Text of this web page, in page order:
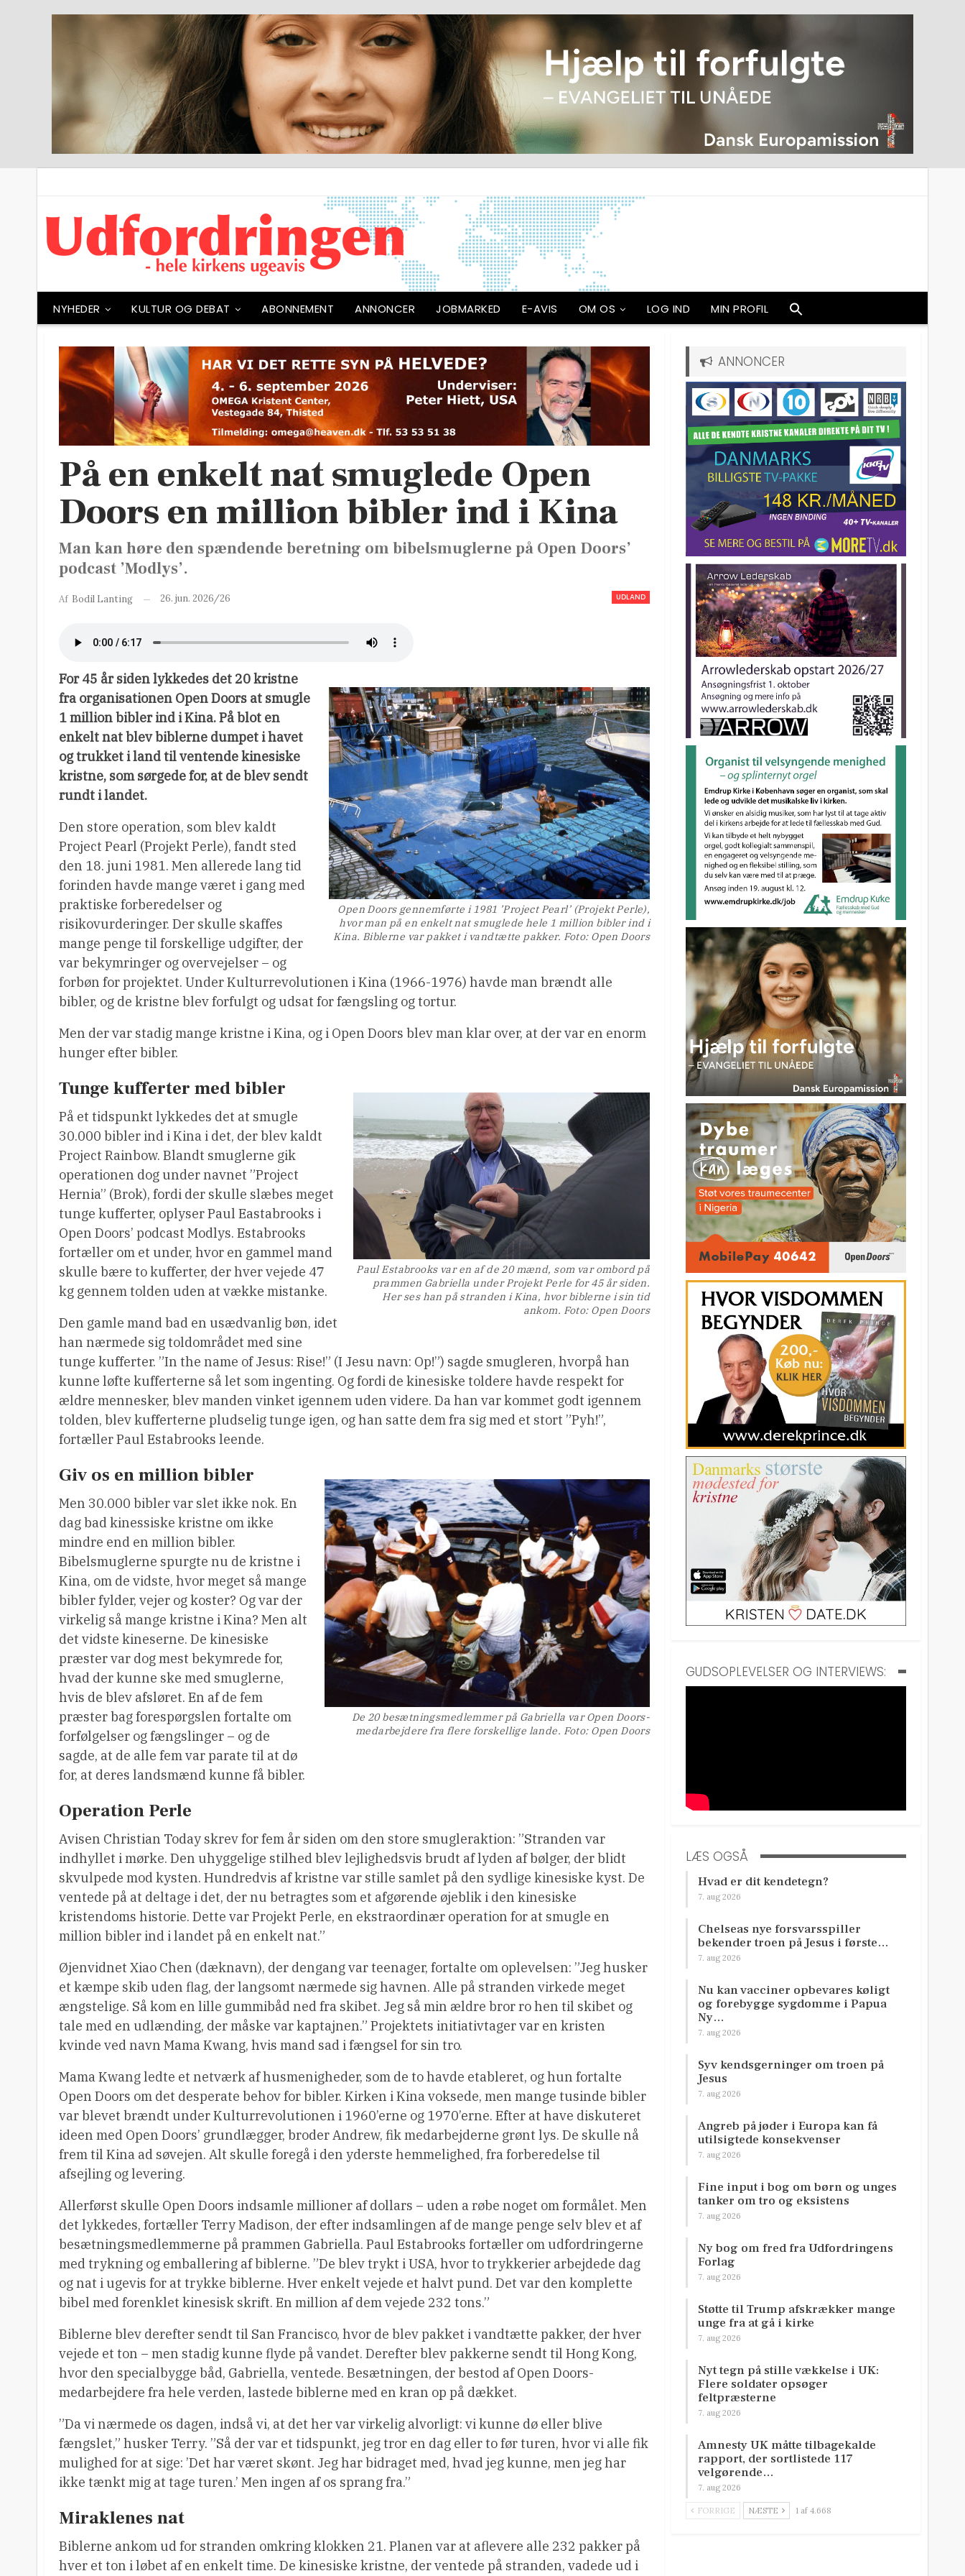
NYHEDER KULTUR OG DEBAT ABONNEMENT ANNONCER JOBMARKED E-AVIS OM OS LOG IND MIN PROFIL
På en enkelt nat smuglede Open
Doors en million bibler ind i Kina
Man kan høre den spændende beretning om bibelsmuglerne på Open Doors’
podcast ’Modlys’.
UDLAND
Af Bodil Lanting 26. jun. 2026/26
Open Doors gennemførte i 1981 ’Project Pearl’ (Projekt Perle),
hvor man på en enkelt nat smuglede hele 1 million bibler ind i
Kina. Biblerne var pakket i vandtætte pakker. Foto: Open Doors
For 45 år siden lykkedes det 20 kristne
fra organisationen Open Doors at smugle
1 million bibler ind i Kina. På blot en
enkelt nat blev biblerne dumpet i havet
og trukket i land til ventende kinesiske
kristne, som sørgede for, at de blev sendt
rundt i landet.
Den store operation, som blev kaldt
Project Pearl (Projekt Perle), fandt sted
den 18. juni 1981. Men allerede lang tid
forinden havde mange været i gang med
praktiske forberedelser og
risikovurderinger. Der skulle skaffes
mange penge til forskellige udgifter, der
var bekymringer og overvejelser – og
forbøn for projektet. Under Kulturrevolutionen i Kina (1966-1976) havde man brændt alle
bibler, og de kristne blev forfulgt og udsat for fængsling og tortur.
Men der var stadig mange kristne i Kina, og i Open Doors blev man klar over, at der var en enorm
hunger efter bibler.
Paul Estabrooks var en af de 20 mænd, som var ombord på
prammen Gabriella under Projekt Perle for 45 år siden.
Her ses han på stranden i Kina, hvor biblerne i sin tid
ankom. Foto: Open Doors
Tunge kufferter med bibler
På et tidspunkt lykkedes det at smugle
30.000 bibler ind i Kina i det, der blev kaldt
Project Rainbow. Blandt smuglerne gik
operationen dog under navnet ”Project
Hernia” (Brok), fordi der skulle slæbes meget
tunge kufferter, oplyser Paul Eastabrooks i
Open Doors’ podcast Modlys. Estabrooks
fortæller om et under, hvor en gammel mand
skulle bære to kufferter, der hver vejede 47
kg gennem tolden uden at vække mistanke.
Den gamle mand bad en usædvanlig bøn, idet
han nærmede sig toldområdet med sine
tunge kufferter. ”In the name of Jesus: Rise!” (I Jesu navn: Op!”) sagde smugleren, hvorpå han
kunne løfte kufferterne så let som ingenting. Og fordi de kinesiske toldere havde respekt for
ældre mennesker, blev manden vinket igennem uden videre. Da han var kommet godt igennem
tolden, blev kufferterne pludselig tunge igen, og han satte dem fra sig med et stort ”Pyh!”,
fortæller Paul Estabrooks leende.
De 20 besætningsmedlemmer på Gabriella var Open Doors-
medarbejdere fra flere forskellige lande. Foto: Open Doors
Giv os en million bibler
Men 30.000 bibler var slet ikke nok. En
dag bad kinessiske kristne om ikke
mindre end en million bibler.
Bibelsmuglerne spurgte nu de kristne i
Kina, om de vidste, hvor meget så mange
bibler fylder, vejer og koster? Og var der
virkelig så mange kristne i Kina? Men alt
det vidste kineserne. De kinesiske
præster var dog mest bekymrede for,
hvad der kunne ske med smuglerne,
hvis de blev afsløret. En af de fem
præster bag forespørgslen fortalte om
forfølgelser og fængslinger – og de
sagde, at de alle fem var parate til at dø
for, at deres landsmænd kunne få bibler.
Operation Perle
Avisen Christian Today skrev for fem år siden om den store smugleraktion: ”Stranden var
indhyllet i mørke. Den uhyggelige stilhed blev lejlighedsvis brudt af lyden af ​​bølger, der blidt
skvulpede mod kysten. Hundredvis af kristne var stille samlet på den sydlige kinesiske kyst. De
ventede på at deltage i det, der nu betragtes som et afgørende øjeblik i den kinesiske
kristendoms historie. Dette var Projekt Perle, en ekstraordinær operation for at smugle en
million bibler ind i landet på en enkelt nat.”
Øjenvidnet Xiao Chen (dæknavn), der dengang var teenager, fortalte om oplevelsen: ”Jeg husker
et kæmpe skib uden flag, der langsomt nærmede sig havnen. Alle på stranden virkede meget
ængstelige. Så kom en lille gummibåd ned fra skibet. Jeg så min ældre bror ro hen til skibet og
tale med en udlænding, der måske var kaptajnen.” Projektets initiativtager var en kristen
kvinde ved navn Mama Kwang, hvis mand sad i fængsel for sin tro.
Mama Kwang ledte et netværk af husmenigheder, som de to havde etableret, og hun fortalte
Open Doors om det desperate behov for bibler. Kirken i Kina voksede, men mange tusinde bibler
var blevet brændt under Kulturrevolutionen i 1960’erne og 1970’erne. Efter at have diskuteret
ideen med Open Doors’ grundlægger, broder Andrew, fik medarbejderne grønt lys. De skulle nå
frem til Kina ad søvejen. Alt skulle foregå i den yderste hemmelighed, fra forberedelse til
afsejling og levering.
Allerførst skulle Open Doors indsamle millioner af dollars – uden a røbe noget om formålet. Men
det lykkedes, fortæller Terry Madison, der efter indsamlingen af de mange penge selv blev et af
besætningsmedlemmerne på prammen Gabriella. Paul Estabrooks fortæller om udfordringerne
med trykning og emballering af biblerne. ”De blev trykt i USA, hvor to trykkerier arbejdede dag
og nat i ugevis for at trykke biblerne. Hver enkelt vejede et halvt pund. Det var den komplette
bibel med forenklet kinesisk skrift. En million af dem vejede 232 tons.”
Biblerne blev derefter sendt til San Francisco, hvor de blev pakket i vandtætte pakker, der hver
vejede et ton – men stadig kunne flyde på vandet. Derefter blev pakkerne sendt til Hong Kong,
hvor den specialbygge båd, Gabriella, ventede. Besætningen, der bestod af Open Doors-
medarbejdere fra hele verden, lastede biblerne med en kran op på dækket.
”Da vi nærmede os dagen, indså vi, at det her var virkelig alvorligt: ​​vi kunne dø eller blive
fængslet,” husker Terry. ”Så der var et tidspunkt, jeg tror en dag eller to før turen, hvor vi alle fik
mulighed for at sige: ’Det har været skønt. Jeg har bidraget med, hvad jeg kunne, men jeg har
ikke tænkt mig at tage turen.’ Men ingen af ​​os sprang fra.”
Miraklenes nat
Biblerne ankom ud for stranden omkring klokken 21. Planen var at aflevere alle 232 pakker på
hver et ton i løbet af en enkelt time. De kinesiske kristne, der ventede på stranden, vadede ud i
ANNONCER
GUDSOPLEVELSER OG INTERVIEWS:
LÆS OGSÅ
Hvad er dit kendetegn?
7. aug 2026
Chelseas nye forsvarsspiller
bekender troen på Jesus i første…
7. aug 2026
Nu kan vacciner opbevares køligt
og forebygge sygdomme i Papua
Ny…
7. aug 2026
Syv kendsgerninger om troen på
Jesus
7. aug 2026
Angreb på jøder i Europa kan få
utilsigtede konsekvenser
7. aug 2026
Fine input i bog om børn og unges
tanker om tro og eksistens
7. aug 2026
Ny bog om fred fra Udfordringens
Forlag
7. aug 2026
Støtte til Trump afskrækker mange
unge fra at gå i kirke
7. aug 2026
Nyt tegn på stille vækkelse i UK:
Flere soldater opsøger
feltpræsterne
7. aug 2026
Amnesty UK måtte tilbagekalde
rapport, der sortlistede 117
velgørende…
7. aug 2026
FORRIGE NÆSTE 1 af 4.668